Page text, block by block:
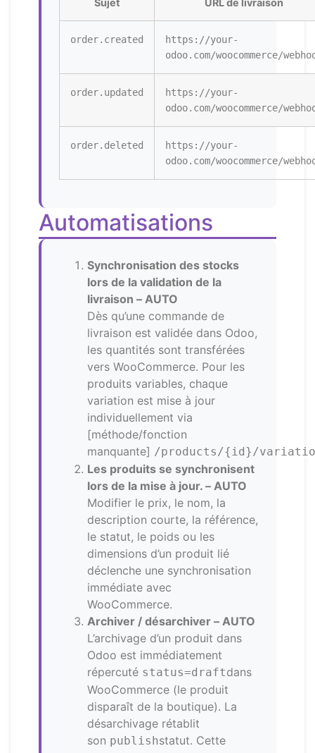
order.created
https://your-
odoo.com/woocommerce/
order.updated
https://your-
odoo.com/woocommerce/
order.deleted
https://your-
odoo.com/woocommerce/
Automatisations
Synchronisation des stocks
lors de la validation de la
livraison – AUTO
Dès qu’une commande de
livraison est validée dans Odoo,
les quantités sont transférées
vers WooCommerce. Pour les
produits variables, chaque
variation est mise à jour
individuellement via
[méthode/fonction
manquante] /products/{id}/
Les produits se synchronisent
lors de la mise à jour. – AUTO
Modifier le prix, le nom, la
description courte, la référence,
le statut, le poids ou les
dimensions d’un produit lié
déclenche une synchronisation
immédiate avec
WooCommerce.
Archiver / désarchiver – AUTO
L’archivage d’un produit dans
Odoo est immédiatement
répercuté status=draftdans
WooCommerce (le produit
disparaît de la boutique). La
désarchivage rétablit
son publishstatut. Cette